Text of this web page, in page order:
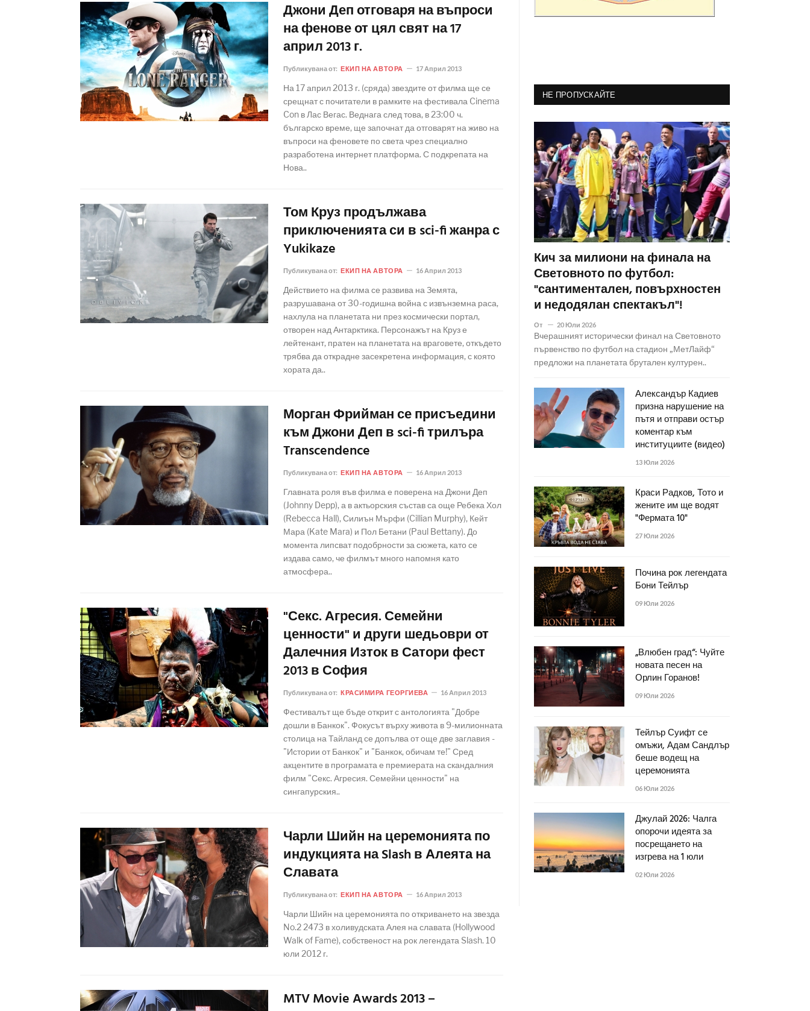
Джони Деп отговаря на въпроси
на фенове от цял свят на 17
април 2013 г.
Публикувана от: ЕКИП НА АВТОРА 17 Април 2013
На 17 април 2013 г. (сряда) звездите от филма ще се
срещнат с почитатели в рамките на фестивала Cinema
Con в Лас Вегас. Веднага след това, в 23:00 ч.
българско време, ще започнат да отговарят на живо на
въпроси на феновете по света чрез специално
разработена интернет платформа. С подкрепата на
Нова..
Том Круз продължава
приключенията си в sci-fi жанра с
Yukikaze
Публикувана от: ЕКИП НА АВТОРА 16 Април 2013
Действието на филма се развива на Земята,
разрушавана от 30-годишна война с извънземна раса,
нахлула на планетата ни през космически портал,
отворен над Антарктика. Персонажът на Круз е
лейтенант, пратен на планетата на враговете, откъдето
трябва да открадне засекретена информация, с която
хората да..
Морган Фрийман се присъедини
към Джони Деп в sci-fi трилъра
Transcendence
Публикувана от: ЕКИП НА АВТОРА 16 Април 2013
Главната роля във филма е поверена на Джони Деп
(Johnny Depp), а в актьорския състав са още Ребека Хол
(Rebecca Hall), Силиън Мърфи (Cillian Murphy), Кейт
Мара (Kate Mara) и Пол Бетани (Paul Bettany). До
момента липсват подобрности за сюжета, като се
издава само, че филмът много напомня като
атмосфера..
"Секс. Агресия. Семейни
ценности" и други шедьоври от
Далечния Изток в Сатори фест
2013 в София
Публикувана от: КРАСИМИРА ГЕОРГИЕВА 16 Април 2013
Фестивалът ще бъде открит с антологията "Добре
дошли в Банкок". Фокусът върху живота в 9-милионната
столица на Тайланд се допълва от още две заглавия -
"Истории от Банкок" и "Банкок, обичам те!" Сред
акцентите в програмата е премиерата на скандалния
филм "Секс. Агресия. Семейни ценности" на
сингапурския..
Чарли Шийн нa церемонията по
индукцията на Slash в Алеята на
Славата
Публикувана от: ЕКИП НА АВТОРА 16 Април 2013
Чарли Шийн на церемонията по откриването на звезда
No.2 2473 в холивудската Алея на славата (Hollywood
Walk of Fame), собственост на рок легендата Slash. 10
юли 2012 г.
MTV Movie Awards 2013 –
НЕ ПРОПУСКАЙТЕ
Кич за милиони на финала на
Световното по футбол:
"сантиментален, повърхностен
и недодялан спектакъл"!
От 20 Юли 2026
Вчерашният исторически финал на Световното
първенство по футбол на стадион „МетЛайф“
предложи на планетата брутален културен..
Александър Кадиев
призна нарушение на
пътя и отправи остър
коментар към
институциите (видео)
13 Юли 2026
Краси Радков, Тото и
жените им ще водят
"Фермата 10"
27 Юли 2026
Почина рок легендата
Бони Тейлър
09 Юли 2026
„Влюбен град“: Чуйте
новата песен на
Орлин Горанов!
09 Юли 2026
Тейлър Суифт се
омъжи, Адам Сандлър
беше водещ на
церемонията
06 Юли 2026
Джулай 2026: Чалга
опорочи идеята за
посрещането на
изгрева на 1 юли
02 Юли 2026